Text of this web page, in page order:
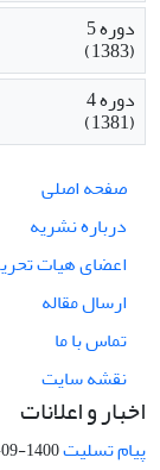
دوره 5
(1383)
دوره 4
(1381)
صفحه اصلی
درباره نشریه
اعضای هیات
ارسال مقاله
تماس با ما
نقشه سایت
اخبار و اعلانات
پیام تسلیت1400-09-12